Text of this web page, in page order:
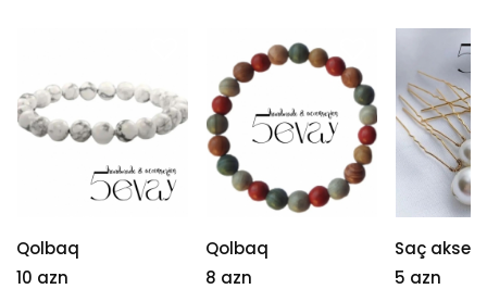
Qolbaq
10 azn
Qolbaq
8 azn
Saç
5 azn